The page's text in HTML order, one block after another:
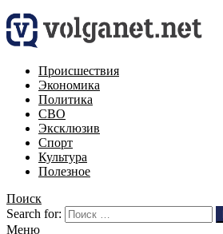
Происшествия
Экономика
Политика
СВО
Эксклюзив
Спорт
Культура
Полезное
Поиск
Search for:
Меню